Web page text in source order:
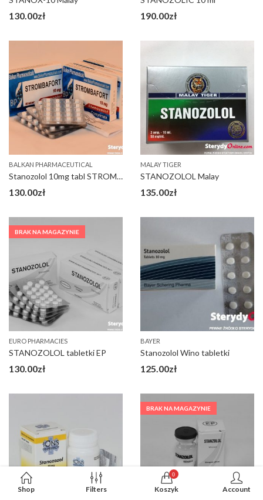
130.00zł 190.00zł
BALKAN PHARMACEUTICAL
Stanozolol 10mg tabl STROMBAFORT Bałkan
130.00zł
MALAY TIGER
STANOZOLOL Malay
135.00zł
BRAK NA MAGAZYNIE
EURO PHARMACIES
STANOZOLOL tabletki EP
130.00zł
BAYER
Stanozolol Wino tabletki
125.00zł
BRAK NA MAGAZYNIE
Shop Filters
0
Koszyk Account